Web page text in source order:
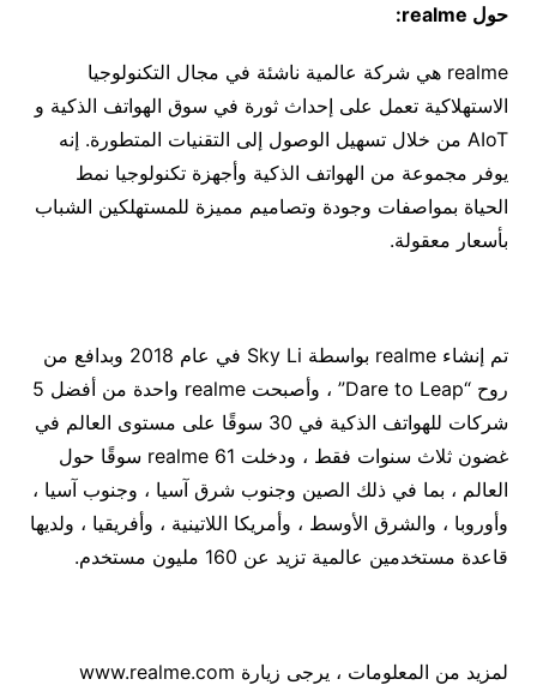
حول realme:
realme هي شركة عالمية ناشئة في مجال التكنولوجيا
الاستهلاكية تعمل على إحداث ثورة في سوق الهواتف الذكية و
AIoT من خلال تسهيل الوصول إلى التقنيات المتطورة. إنه
يوفر مجموعة من الهواتف الذكية وأجهزة تكنولوجيا نمط
الحياة بمواصفات وجودة وتصاميم مميزة للمستهلكين الشباب
بأسعار معقولة.
تم إنشاء realme بواسطة Sky Li في عام 2018 وبدافع من
روح “Dare to Leap” ، وأصبحت realme واحدة من أفضل 5
شركات للهواتف الذكية في 30 سوقًا على مستوى العالم في
غضون ثلاث سنوات فقط ، ودخلت realme 61 سوقًا حول
العالم ، بما في ذلك الصين وجنوب شرق آسيا ، وجنوب آسيا ،
وأوروبا ، والشرق الأوسط ، وأمريكا اللاتينية ، وأفريقيا ، ولديها
قاعدة مستخدمين عالمية تزيد عن 160 مليون مستخدم.
لمزيد من المعلومات ، يرجى زيارة www.realme.com